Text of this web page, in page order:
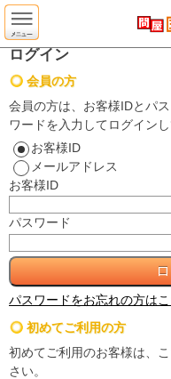
ログイン
会員の方
会員の方は、お客様IDとパ
ワードを入力してログインし
お客様ID
メールアドレス
お客様ID
パスワード
パスワードをお忘れの方は
初めてご利用の方
初めてご利用のお客様は、
さい。